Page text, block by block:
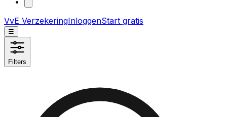
VvE VerzekeringInloggenStart gratis
☰
Filters